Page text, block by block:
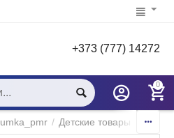
+373 (777) 14272
0
umka_pmr / Детские товары Игры